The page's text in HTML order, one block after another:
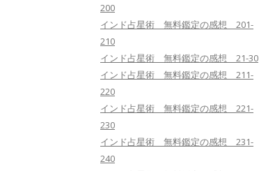
200
インド占星術 無料鑑定の感想 201-
210
インド占星術 無料鑑定の感想 21-30
インド占星術 無料鑑定の感想 211-
220
インド占星術 無料鑑定の感想 221-
230
インド占星術 無料鑑定の感想 231-
240